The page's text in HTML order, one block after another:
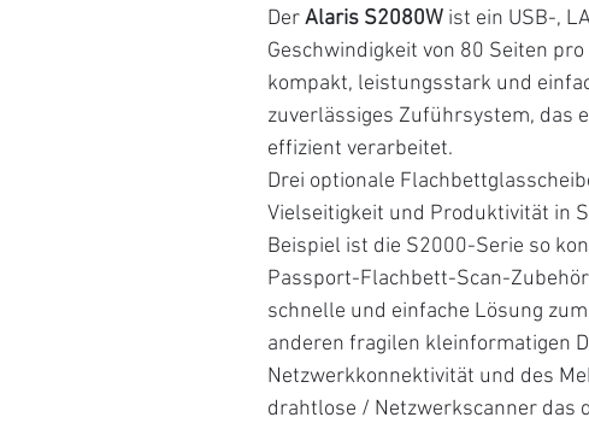
DerAlaris S2080W ist ein USB-,
Geschwindigkeit von 80 Seiten
kompakt, leistungsstark und
zuverlässiges Zuführsystem, das
effizient verarbeitet.
Drei optionale
Vielseitigkeit und Produktivität in
Beispiel ist die S2000-Serie so
Passport-Flachbett-Scan-
schnelle und einfache Lösung
anderen fragilen kleinformatigen
Netzwerkkonnektivität und des
drahtlose / Netzwerkscanner das